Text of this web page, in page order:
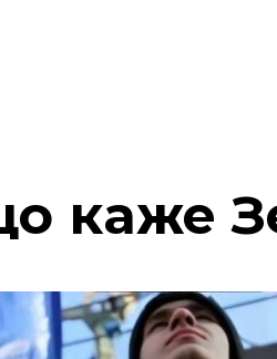
каже